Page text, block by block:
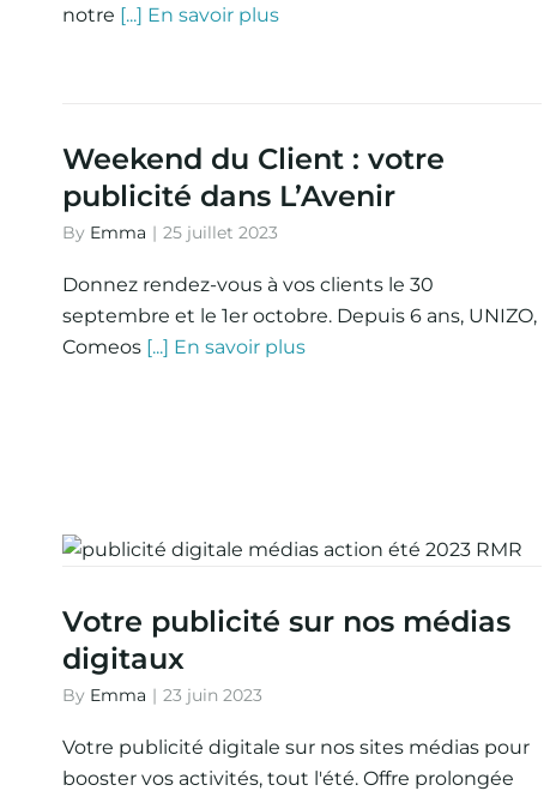
notre [...] En savoir plus
Weekend du Client : votre
publicité dans L’Avenir
By Emma | 25 juillet 2023
Donnez rendez-vous à vos clients le 30
septembre et le 1er octobre. Depuis 6 ans, UNIZO,
Comeos [...] En savoir plus
Votre publicité sur nos médias
digitaux
By Emma | 23 juin 2023
Votre publicité digitale sur nos sites médias pour
booster vos activités, tout l'été. Offre prolongée